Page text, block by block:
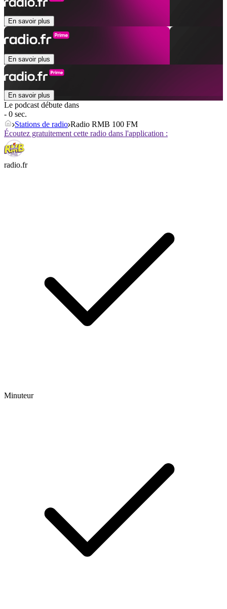
En savoir plus
En savoir plus
En savoir plus
Le podcast débute dans
- 0 sec.
Stations de radio Radio RMB 100 FM
Écoutez gratuitement cette radio dans l'application :
radio.fr
Minuteur